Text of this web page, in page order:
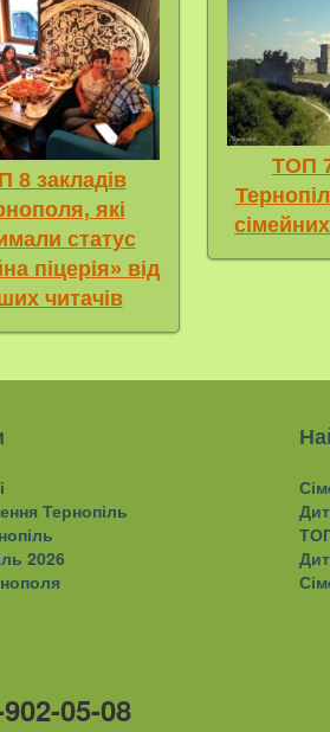
8 закладів
які
статус
піцерія» від
читачів
ТОП
Тернопіль
2026
05-08